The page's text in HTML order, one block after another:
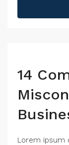
14
Lorem ipsum